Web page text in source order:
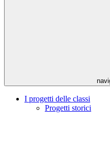
I progetti delle classi
Progetti storici